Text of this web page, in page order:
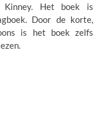
Kinney. Het boek is
Door de korte,
is het boek zelfs